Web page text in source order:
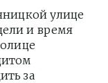
улице
и время
за